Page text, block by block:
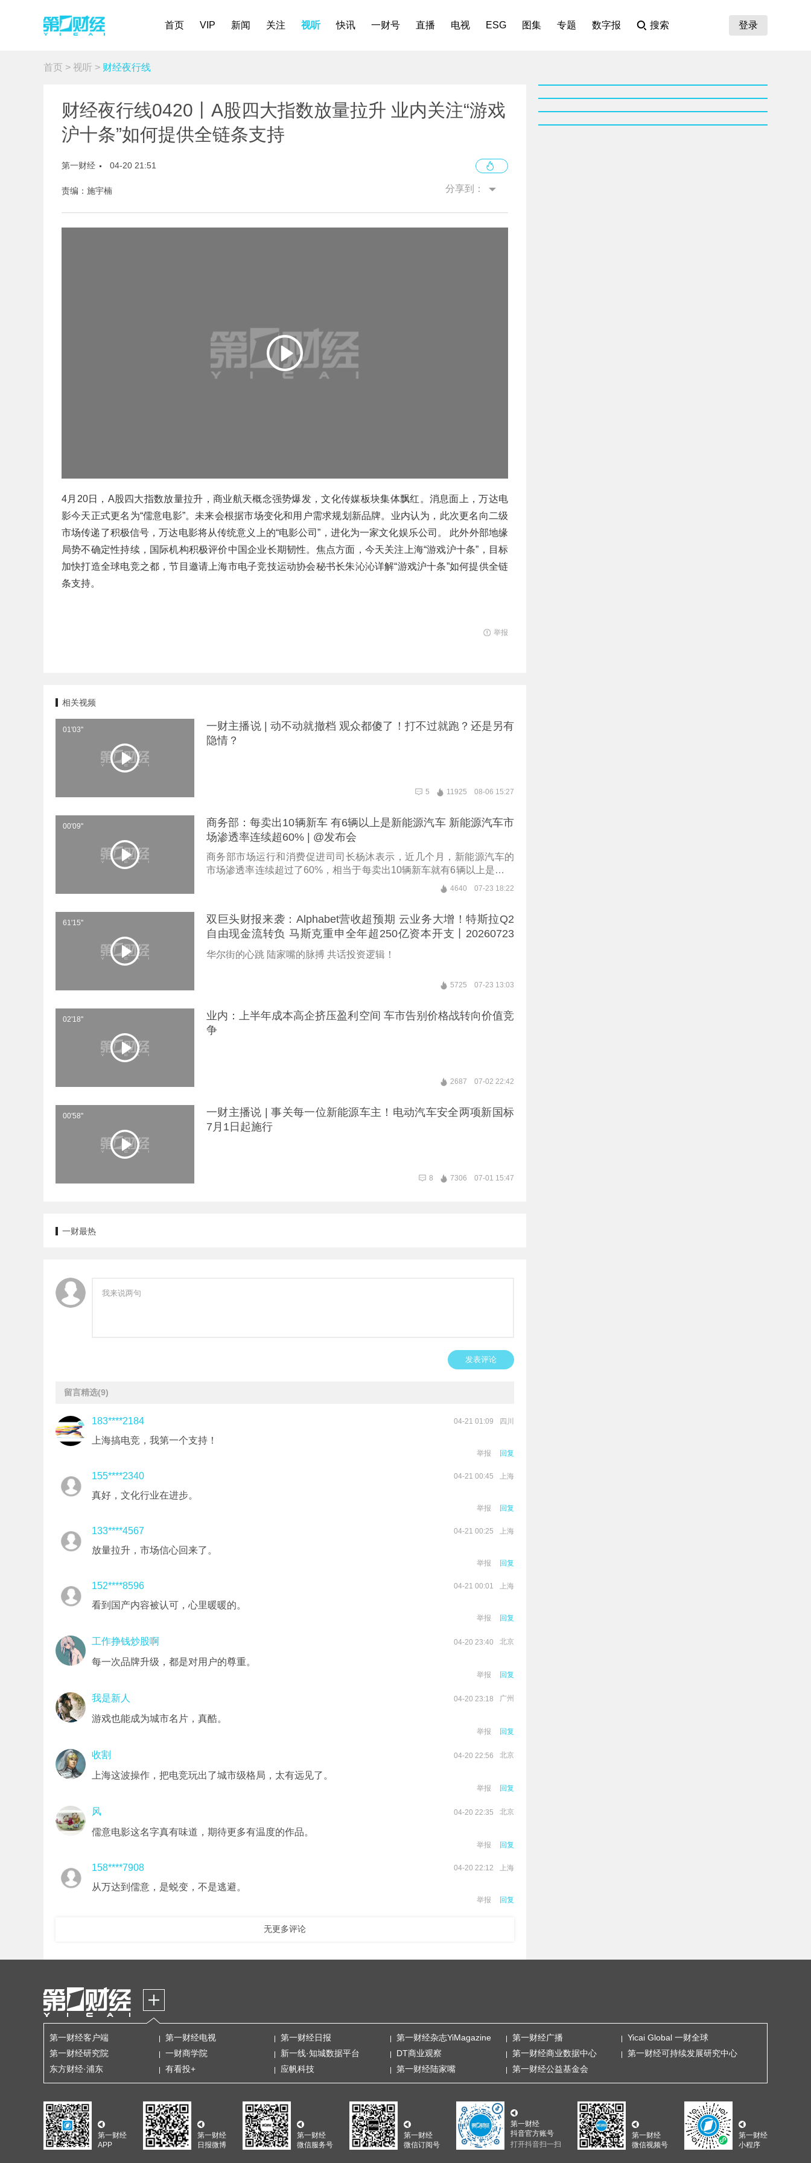
首页 VIP 新闻 关注 视听 快讯 一财号 直播 电视 ESG 图集 专题 数字报 搜索 登录
首页 > 视听 > 财经夜行线
财经夜行线0420丨A股四大指数放量拉升 业内关注“游戏
沪十条”如何提供全链条支持
第一财经 04-20 21:51
责编：施宇楠 分享到：
4月20日，A股四大指数放量拉升，商业航天概念强势爆发，文化传媒板块集体飘红。消息面上，万达电
影今天正式更名为“儒意电影”。未来会根据市场变化和用户需求规划新品牌。业内认为，此次更名向二级
市场传递了积极信号，万达电影将从传统意义上的“电影公司”，进化为一家文化娱乐公司。 此外外部地缘
局势不确定性持续，国际机构积极评价中国企业长期韧性。焦点方面，今天关注上海“游戏沪十条”，目标
加快打造全球电竞之都，节目邀请上海市电子竞技运动协会秘书长朱沁沁详解“游戏沪十条”如何提供全链
条支持。
举报
相关视频
01'03''
一财主播说 | 动不动就撤档 观众都傻了！打不过就跑？还是另有
隐情？
5 11925 08-06 15:27
00'09''
商务部：每卖出10辆新车 有6辆以上是新能源汽车 新能源汽车市
场渗透率连续超60% | @发布会
商务部市场运行和消费促进司司长杨沐表示，近几个月，新能源汽车的
市场渗透率连续超过了60%，相当于每卖出10辆新车就有6辆以上是新能
4640 07-23 18:22
61'15''
双巨头财报来袭：Alphabet营收超预期 云业务大增！特斯拉Q2
自由现金流转负 马斯克重申全年超250亿资本开支丨20260723
从华尔街到陆家嘴
华尔街的心跳 陆家嘴的脉搏 共话投资逻辑！
5725 07-23 13:03
02'18''
业内：上半年成本高企挤压盈利空间 车市告别价格战转向价值竞
争
2687 07-02 22:42
00'58''
一财主播说 | 事关每一位新能源车主！电动汽车安全两项新国标
7月1日起施行
8 7306 07-01 15:47
一财最热
发表评论
留言精选(9)
183****2184 04-21 01:09 四川
上海搞电竞，我第一个支持！
举报 回复
155****2340 04-21 00:45 上海
真好，文化行业在进步。
举报 回复
133****4567 04-21 00:25 上海
放量拉升，市场信心回来了。
举报 回复
152****8596 04-21 00:01 上海
看到国产内容被认可，心里暖暖的。
举报 回复
工作挣钱炒股啊 04-20 23:40 北京
每一次品牌升级，都是对用户的尊重。
举报 回复
我是新人 04-20 23:18 广州
游戏也能成为城市名片，真酷。
举报 回复
收割 04-20 22:56 北京
上海这波操作，把电竞玩出了城市级格局，太有远见了。
举报 回复
风 04-20 22:35 北京
儒意电影这名字真有味道，期待更多有温度的作品。
举报 回复
158****7908 04-20 22:12 上海
从万达到儒意，是蜕变，不是逃避。
举报 回复
无更多评论
第一财经客户端 第一财经电视 第一财经日报 第一财经杂志YiMagazine 第一财经广播
Yicai Global 一财全球
第一财经研究院
一财商学院 新一线·知城数据平台 DT商业观察 第一财经商业数据中心
第一财经可持续发展研究中心
东方财经·浦东
有看投+ 应帆科技 第一财经陆家嘴 第一财经公益基金会
第一财经
APP
第一财经
日报微博
第一财经
微信服务号
第一财经
微信订阅号
第一财经
抖音官方账号
打开抖音扫一扫
第一财经
微信视频号
第一财经
小程序